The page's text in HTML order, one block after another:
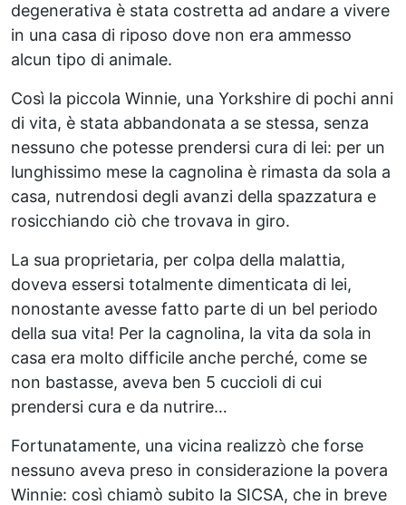
degenerativa è stata costretta ad andare a vivere
in una casa di riposo dove non era ammesso
alcun tipo di animale.
Così la piccola Winnie, una Yorkshire di pochi anni
di vita, è stata abbandonata a se stessa, senza
nessuno che potesse prendersi cura di lei: per un
lunghissimo mese la cagnolina è rimasta da sola a
casa, nutrendosi degli avanzi della spazzatura e
rosicchiando ciò che trovava in giro.
La sua proprietaria, per colpa della malattia,
doveva essersi totalmente dimenticata di lei,
nonostante avesse fatto parte di un bel periodo
della sua vita! Per la cagnolina, la vita da sola in
casa era molto difficile anche perché, come se
non bastasse, aveva ben 5 cuccioli di cui
prendersi cura e da nutrire…
Fortunatamente, una vicina realizzò che forse
nessuno aveva preso in considerazione la povera
Winnie: così chiamò subito la SICSA, che in breve